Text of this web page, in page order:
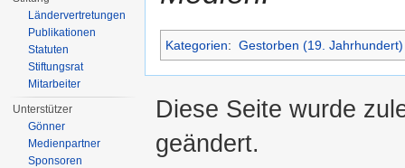
Kategorien: Gestorben (19. Jahrhundert)
Ländervertretungen
Publikationen
Statuten
Stiftungsrat
Mitarbeiter
Unterstützer
Gönner
Medienpartner
Sponsoren
Diese Seite wurde
geändert.